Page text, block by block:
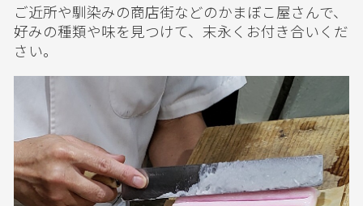
ご近所や馴染みの商店街などのかまぼこ屋さんで、
好みの種類や味を見つけて、末永くお付き合いくだ
さい。